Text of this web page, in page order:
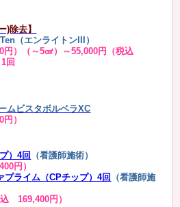
)除去】
（エンライトンIII）
）（～5㎠）～55,000円（税込
回
ムビスタボルベラXC
）
）4回
（看護師施術）
円）
プライム（CPチップ）4回
（看護師施
169,400円）